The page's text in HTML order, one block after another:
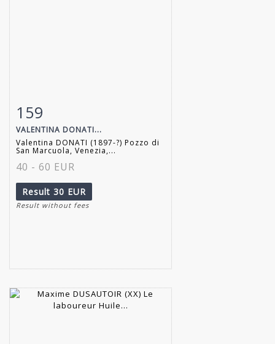
Item detail
159
VALENTINA DONATI...
Valentina DONATI (1897-?) Pozzo di
San Marcuola, Venezia,...
40 - 60 EUR
Result 30 EUR
Result without fees